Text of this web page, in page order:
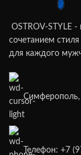
OSTROV-STYLE
сочетанием
для каждого
Телефон: +7